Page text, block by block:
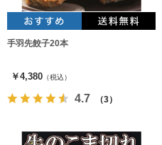
手羽先餃子20本
￥4,380 （税込）
4.7 （3）